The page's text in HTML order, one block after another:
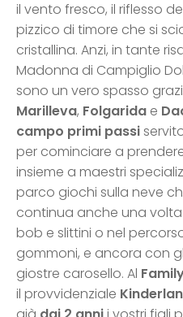
il vento fresco, il riflesso
pizzico di timore che si
cristallina. Anzi, in tante
Madonna di Campiglio
sono un vero spasso
Marilleva, Folgarida e
campo primi passi
per cominciare a
insieme a maestri
parco giochi sulla neve
continua anche una
bob e slittini o nel
gommoni, e ancora con
giostre carosello. Al
il provvidenziale